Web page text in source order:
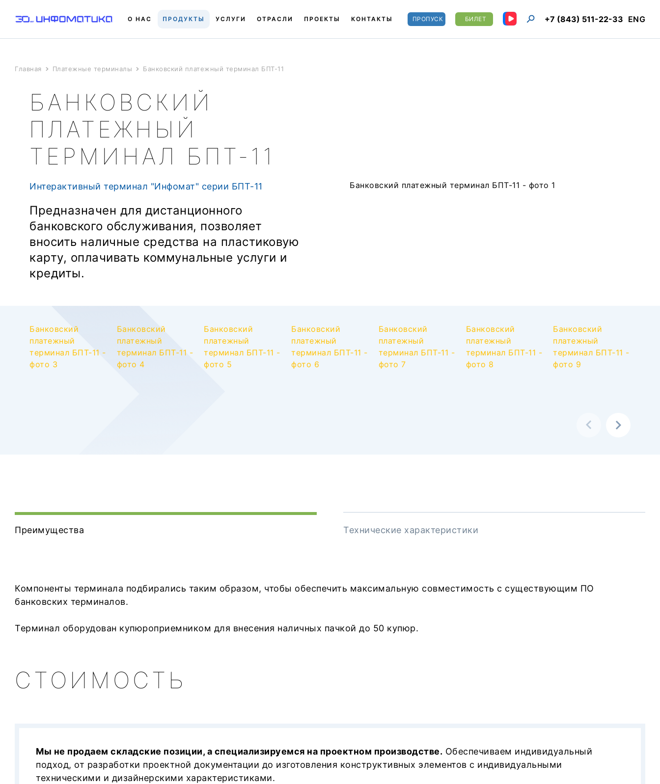
О НАС ПРОДУКТЫ УСЛУГИ ОТРАСЛИ ПРОЕКТЫ КОНТАКТЫ ПРОПУСК БИЛЕТ +7 (843) 511-22-33 ENG
Главная Платежные терминалы Банковский платежный терминал БПТ-11
БАНКОВСКИЙ
ПЛАТЕЖНЫЙ
ТЕРМИНАЛ БПТ-11
Интерактивный терминал "Инфомат" серии БПТ-11
Предназначен для дистанционного
банковского обслуживания, позволяет
вносить наличные средства на пластиковую
карту, оплачивать коммунальные услуги и
кредиты.
Преимущества Технические характеристики
Компоненты терминала подбирались таким образом, чтобы обеспечить максимальную совместимость с существующим ПО
банковских терминалов.
Терминал оборудован купюроприемником для внесения наличных пачкой до 50 купюр.
СТОИМОСТЬ
Мы не продаем складские позиции, а специализируемся на проектном производстве. Обеспечиваем индивидуальный
подход, от разработки проектной документации до изготовления конструктивных элементов с индивидуальными
техническими и дизайнерскими характеристиками.